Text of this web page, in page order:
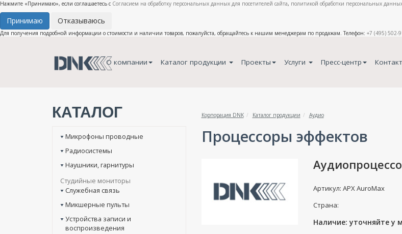
Нажмите «Принимаю», если соглашаетесь с Согласием на обработку персональных данных для посетителей сайта, политикой обработки персональных
Принимаю Отказываюсь
Для получения подробной информации о стоимости и наличии товаров, пожалуйста, обращайтесь к нашим менеджерам по продажам. Телефон: +7 (495) 502-
О компании Каталог продукции Проекты Услуги Пресс-центр
КАТАЛОГ Корпорация DNK Каталог продукции Аудио
Микрофоны проводные
Радиосистемы
Наушники, гарнитуры
Студийные мониторы
Служебная связь
Микшерные пульты
Устройства записи и
воспроизведения
Процессоры эффектов
Артикул: APX AuroMax
Страна:
Наличие: уточняйте у